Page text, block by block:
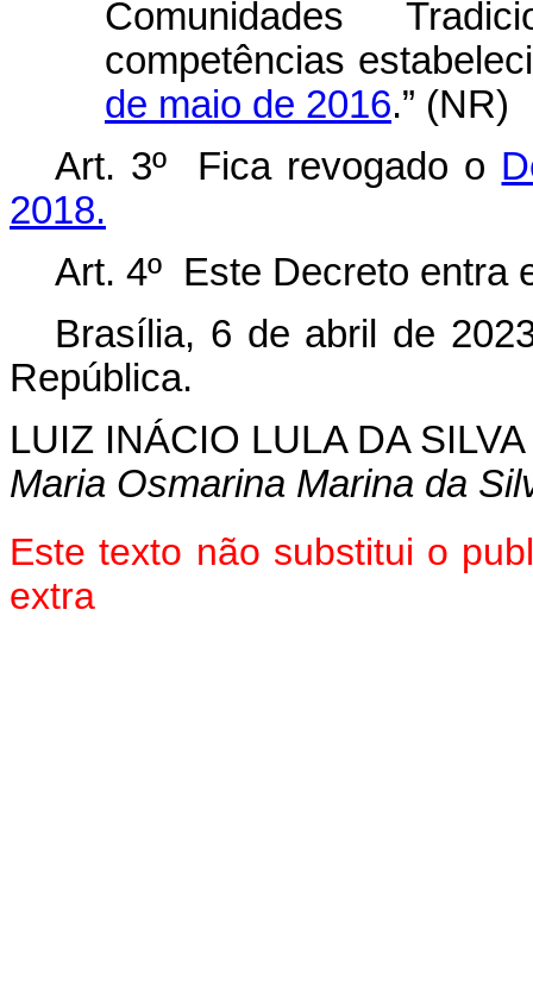
Comunidades
competências
de maio de 2016.” (NR)
Art. 3º Fica revogado o
2018.
Art. 4º Este Decreto entra
Brasília, 6 de abril de
República.
LUIZ INÁCIO LULA DA SILVA
Maria Osmarina Marina da
Este texto não substitui o
extra